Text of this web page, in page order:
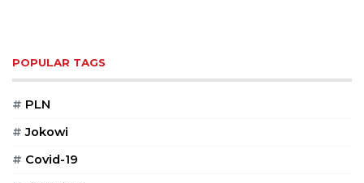
POPULAR TAGS
# PLN
# Jokowi
# Covid-19